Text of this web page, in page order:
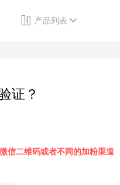
产品列表
证？
信二维码或者不同的加粉渠道